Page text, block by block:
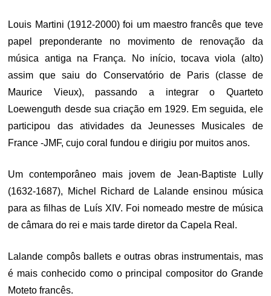
Louis Martini (1912-2000) foi um maestro francês que teve
papel preponderante no movimento de renovação da
música antiga na França. No início, tocava viola (alto)
assim que saiu do Conservatório de Paris (classe de
Maurice Vieux), passando a integrar o Quarteto
Loewenguth desde sua criação em 1929. Em seguida, ele
participou das atividades da Jeunesses Musicales de
France -JMF, cujo coral fundou e dirigiu por muitos anos.
Um contemporâneo mais jovem de Jean-Baptiste
Lully
(1632-1687), Michel Richard de Lalandeensinou música
para as filhas de Luís XIV. Foi nomeado mestre de música
de câmara do rei e mais tarde diretor da Capela Real .
Lalande compôs ballets e outras obras instrumentais, mas
é mais conhecido como o principal compositor doGrande
Moteto francês.